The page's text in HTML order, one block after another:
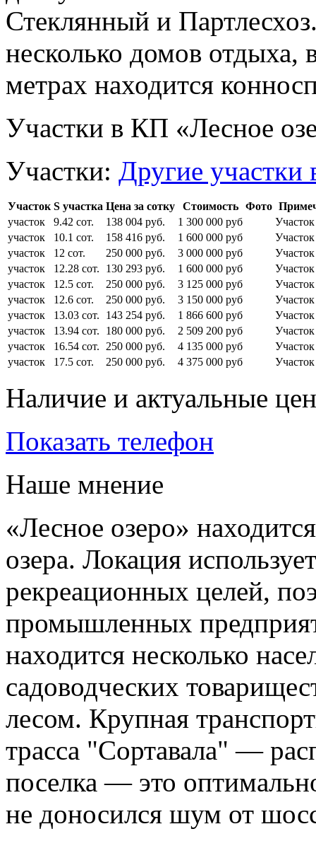
Стеклянный и
несколько домов отдыха,
метрах находится
Участки в КП «Лесное
Участки: Другие участки
Участок S участка Цена за сотку Стоимость Фото
участок
9.42 сот. 138 004 руб. 1 300 000 руб
участок
10.1 сот. 158 416 руб. 1 600 000 руб
участок
12 сот. 250 000 руб. 3 000 000 руб
участок
12.28 сот. 130 293 руб. 1 600 000 руб
участок
12.5 сот. 250 000 руб. 3 125 000 руб
участок
12.6 сот. 250 000 руб. 3 150 000 руб
участок
13.03 сот. 143 254 руб. 1 866 600 руб
участок
13.94 сот. 180 000 руб. 2 509 200 руб
участок
16.54 сот. 250 000 руб. 4 135 000 руб
участок
17.5 сот. 250 000 руб. 4 375 000 руб
Наличие и актуальные
Показать телефон
Наше мнение
«Лесное озеро»
озера. Локация
рекреационных целей,
промышленных
находится несколько
садоводческих
лесом. Крупная
трасса "Сортавала" —
поселка — это
не доносился шум от